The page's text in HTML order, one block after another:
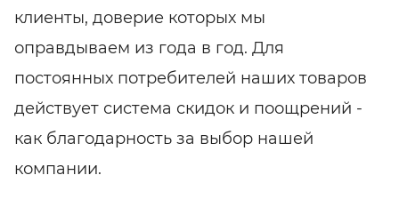
клиенты, доверие которых мы
оправдываем из года в год. Для
постоянных потребителей наших товаров
действует система скидок и поощрений -
как благодарность за выбор нашей
компании.